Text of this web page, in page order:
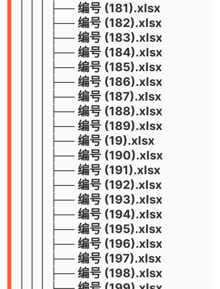
│ │ │ ├── 编号 (181).xlsx
│ │ │ ├── 编号 (182).xlsx
│ │ │ ├── 编号 (183).xlsx
│ │ │ ├── 编号 (184).xlsx
│ │ │ ├── 编号 (185).xlsx
│ │ │ ├── 编号 (186).xlsx
│ │ │ ├── 编号 (187).xlsx
│ │ │ ├── 编号 (188).xlsx
│ │ │ ├── 编号 (189).xlsx
│ │ │ ├── 编号 (19).xlsx
│ │ │ ├── 编号 (190).xlsx
│ │ │ ├── 编号 (191).xlsx
│ │ │ ├── 编号 (192).xlsx
│ │ │ ├── 编号 (193).xlsx
│ │ │ ├── 编号 (194).xlsx
│ │ │ ├── 编号 (195).xlsx
│ │ │ ├── 编号 (196).xlsx
│ │ │ ├── 编号 (197).xlsx
│ │ │ ├── 编号 (198).xlsx